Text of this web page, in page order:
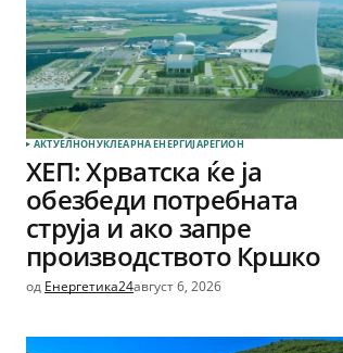
АКТУЕЛНОНУКЛЕАРНА ЕНЕРГИЈАРЕГИОН
ХЕП: Хрватска ќе ја
обезбеди потребната
струја и ако запре
производството Кршко
од Енергетика24август 6, 2026